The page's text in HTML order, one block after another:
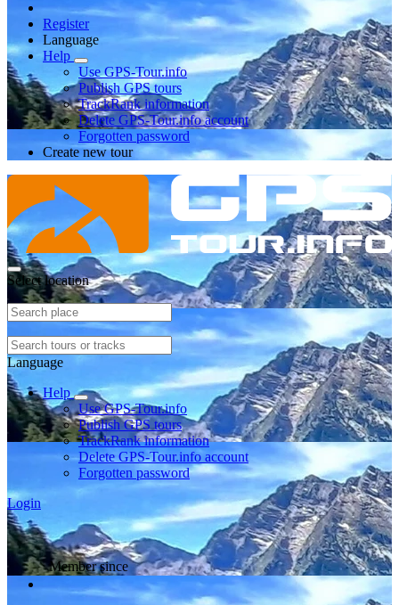
Register
Language
Help
Use GPS-Tour.info
Publish GPS tours
TrackRank information
Delete GPS-Tour.info account
Forgotten password
Create new tour
Select location
Language
Help
Use GPS-Tour.info
Publish GPS tours
TrackRank information
Delete GPS-Tour.info account
Forgotten password
Login
Member since